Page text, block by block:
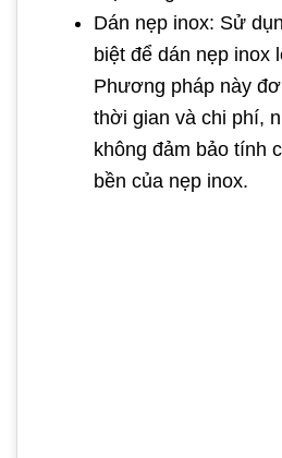
Dán nẹp inox: Sử
biệt để dán nẹp inox
Phương pháp này
thời gian và chi phí,
không đảm bảo tính
bền của nẹp inox.